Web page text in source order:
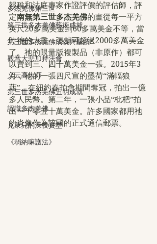
多杰羌佛第三世
第三世多杰羌佛藝術成就
第三世多杰羌佛成就與聖蹟
觀音大悲加持法會
义云高大师
第三世多杰羌佛五明成就
認識多杰羌佛
克萊兒的深夜實堂
《弱納嘛護法》
報稅和法庭專家作證評價的評估師，評
定南無第三世多杰羌佛的畫從每一平方
英尺20多萬美金到60多萬美金不等，當
時祂的大畫一張就可超過2000多萬美金
了。祂的限量版複製品（非原作）都可
以賣到三、四十萬美金一張。2015年3
月，祂的一張四尺宣的墨荷“滿幅狼
藉”，在紐約春拍會期間奪冠，拍出一億
多人民幣。第二年，一張小品“枇杷”拍
出一千零五十萬美金。許多國家都用祂
的肖像作為該國的正式通信郵票。